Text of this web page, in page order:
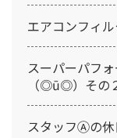
エアコンフィ
スーパーパフ
（◎ū◎）その
スタッフⒶの